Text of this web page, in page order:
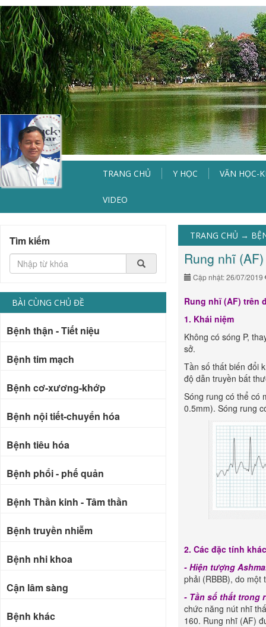
TRANG CHỦ Y HỌC VĂN HỌC-
VIDEO
TRANG CHỦ →
Rung nhĩ
Cập nhật: 26/07/2019
Rung nhĩ (AF) trên
1. Khái niệm
Không có sóng P,
sở.
Tần số thất biến đổi
độ dẫn truyền bất
Sóng rung có thể có
0.5mm). Sóng rung
2. Các đặc tính khác
- Hiện tượng
phải (RBBB), do một
- Tần số thất trong
chức năng nút nhĩ
160. Rung nhĩ (AF)
Tìm kiếm
BÀI CÙNG CHỦ ĐỀ
Bệnh thận - Tiết niệu
Bệnh tim mạch
Bệnh cơ-xương-khớp
Bệnh nội tiết-chuyển hóa
Bệnh tiêu hóa
Bệnh phổi - phế quản
Bệnh Thần kinh - Tâm thần
Bệnh truyền nhiễm
Bệnh nhi khoa
Cận lâm sàng
Bệnh khác